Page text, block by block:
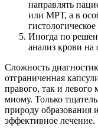
направлять
или МРТ, а в
Иногда по
анализ крови на
Сложность
отграниченная
правого, так и
миому. Только
природу образования
эффективное лечение.